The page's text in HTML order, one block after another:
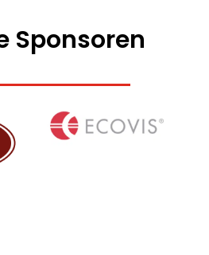
Sponsoren